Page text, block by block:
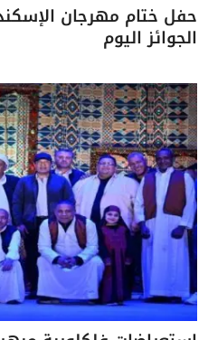
حفل ختام مهرجان
الجوائز اليوم